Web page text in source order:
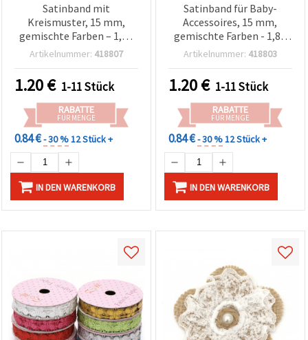
Satinband mit
Kreismuster, 15 mm,
gemischte Farben – 1,80
m
Artikelnummer: 418807
1.20€ 1-11 Stück
RABATTE
FÜR MENGE
0.84 €- 30 %12 Stück +
IN DEN WARENKORB
Satinband für Baby-
Accessoires, 15 mm,
gemischte Farben - 1,80
m
Artikelnummer: 418803
1.20€ 1-11 Stück
RABATTE
FÜR MENGE
0.84 €- 30 %12 Stück +
IN DEN WARENKORB